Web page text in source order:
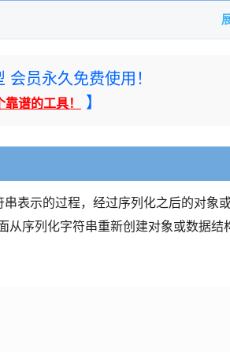
员永久免费使用！
谱的工具！ 】
表示的过程，经过序列化之后的对象
序列化字符串重新创建对象或数据结